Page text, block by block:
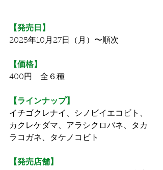
【発売日】
2025年10月27日（月）〜順次
【価格】
400円　全６種
【ラインナップ】
イチゴクレナイ、シノビイエコビト、
カクレケダマ、アラシクロバネ、タカ
ラコガネ、タケノコビト
【発売店舗】